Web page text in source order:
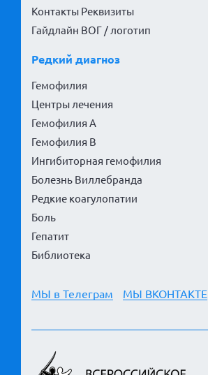
Контакты Реквизиты
Гайдлайн ВОГ / логотип
Редкий диагноз
Гемофилия
Центры лечения
Гемофилия А
Гемофилия В
Ингибиторная гемофилия
Болезнь Виллебранда
Редкие коагулопатии
Боль
Гепатит
Библиотека
МЫ в Телеграм МЫ ВКОНТАКТЕ